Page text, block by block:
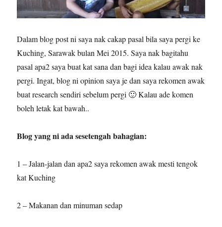
Dalam blog post ni saya nak cakap pasal bila saya pergi ke
Kuching, Sarawak bulan Mei 2015. Saya nak bagitahu
pasal apa2 saya buat kat sana dan bagi idea kalau awak nak
pergi. Ingat, blog ni opinion saya je dan saya rekomen awak
buat research sendiri sebelum pergi 🙂 Kalau ade komen
boleh letak kat bawah..
Blog yang ni ada sesetengah bahagian:
1 – Jalan-jalan dan apa2 saya rekomen awak mesti tengok
kat Kuching
2 – Makanan dan minuman sedap